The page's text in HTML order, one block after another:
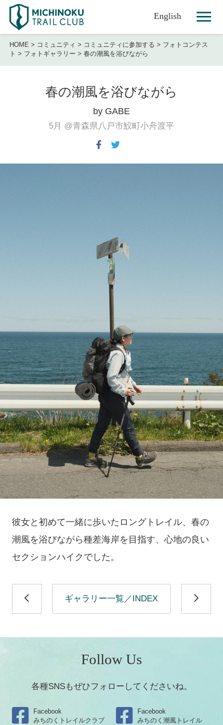
English
HOME > コミュニティ > コミュニティに参加する > フォトコンテス
ト > フォトギャラリー >春の潮風を浴びながら
春の潮風を浴びながら
by GABE
5月 @青森県八戸市鮫町小舟渡平
彼女と初めて一緒に歩いたロングトレイル、春の
潮風を浴びながら種差海岸を目指す、心地の良い
セクションハイクでした。
ギャラリー一覧／INDEX
Follow Us
各種SNSもぜひフォローしてくださいね。
Facebook
みちのくトレイルクラブ
Facebook
みちのく潮風トレイル